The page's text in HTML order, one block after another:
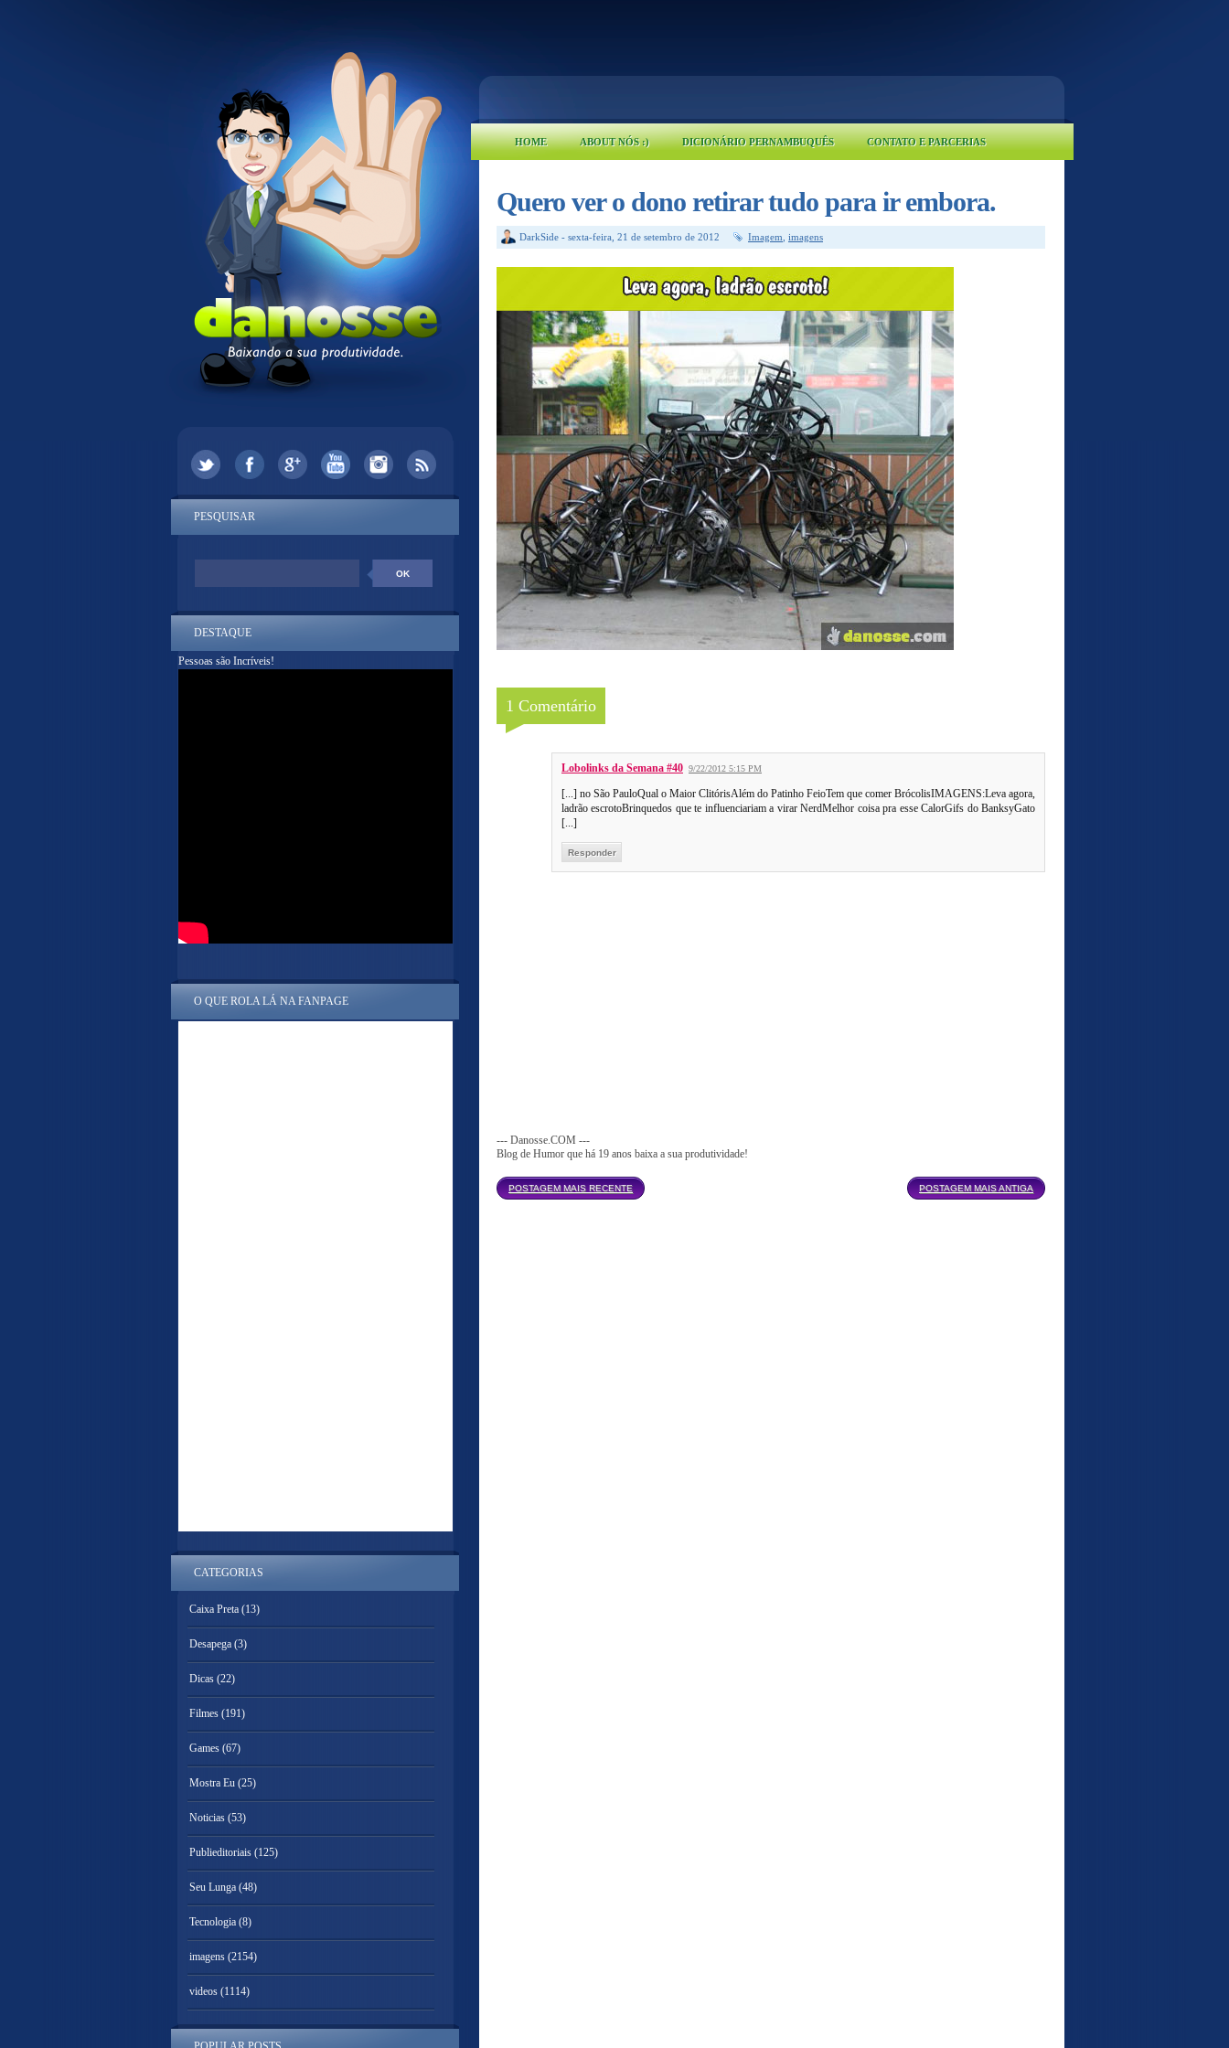
HOME ABOUT NÓS :) DICIONÁRIO PERNAMBUQUÊS CONTATO E PARCERIAS
Quero ver o dono retirar tudo para ir embora.
DarkSide - sexta-feira, 21 de setembro de 2012 Imagem imagens
1 Comentário
Lobolinks da Semana #40 9/22/2012 5:15 PM
[...] no São PauloQual o Maior ClitórisAlém do Patinho FeioTem que comer BrócolisIMAGENS:Leva agora,
ladrão escrotoBrinquedos que te influenciariam a virar NerdMelhor coisa pra esse CalorGifs do BanksyGato
[...]
Responder
--- Danosse.COM ---
Blog de Humor que há 19 anos baixa a sua produtividade!
POSTAGEM MAIS RECENTE POSTAGEM MAIS ANTIGA
PESQUISAR
DESTAQUE
Pessoas são Incríveis!
O QUE ROLA LÁ NA FANPAGE
CATEGORIAS
Caixa Preta (13)
Desapega (3)
Dicas (22)
Filmes (191)
Games (67)
Mostra Eu (25)
Noticias (53)
Publieditoriais (125)
Seu Lunga (48)
Tecnologia (8)
imagens (2154)
videos (1114)